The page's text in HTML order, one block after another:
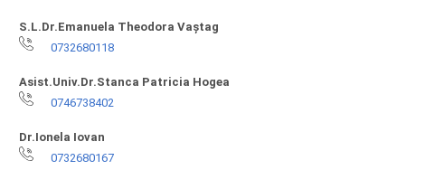
S.L.Dr.Emanuela Theodora Vaștag
0732680118
Asist.Univ.Dr.Stanca Patricia Hogea
0746738402
Dr.Ionela Iovan
0732680167